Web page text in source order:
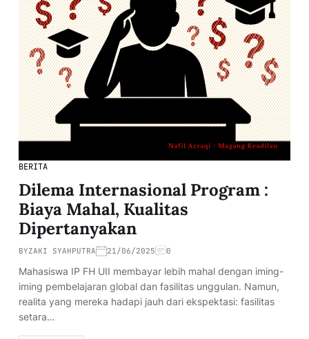
BERITA
Dilema Internasional Program :
Biaya Mahal, Kualitas
Dipertanyakan
BYZAKI SYAHPUTRA 21/06/2025 0
Mahasiswa IP FH UII membayar lebih mahal dengan iming-
iming pembelajaran global dan fasilitas unggulan. Namun,
realita yang mereka hadapi jauh dari ekspektasi: fasilitas
setara…